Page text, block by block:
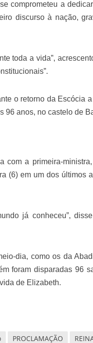
comprometeu a
discurso à nação,
toda a vida”,
o retorno da Escócia
96 anos, no castelo de
com a primeira-
(6) em um dos últimos
já conheceu”,
dia, como os da
foram disparadas 96
de Elizabeth.
PROCLAMAÇÃO